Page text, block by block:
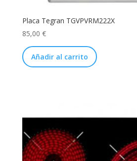
Placa Tegran TGVPVRM222X
85,00 €
Añadir al carrito